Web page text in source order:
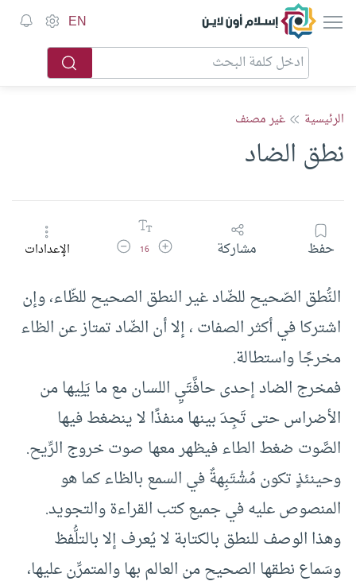
إسلام أون لاين EN
الرئيسية غير مصنف
نطق الضاد
حفظ مشاركة زيادة حجم الخط
16 تقليل حجم الخطالإعدادات
النُّطق الصّحيح للضّاد غير النطق الصحيح للظّاء، وإن
اشتركا في أكثر الصفات ، إلا أن الضّاد تمتاز عن الظاء
مخرجًا واستطالة.
فمخرج الضاد إحدى حافَّتَيِ اللسان مع ما يَلِيها من
الأضراس حتى تَجِدَ بينها منفذًا لا ينضغط فيها
الصَّوت ضغط الطاء فيظهر معها صوت خروج الرِّيح.
وحينئذٍ تكون مُشْتَبِهةٌ في السمع بالظاء كما هو
المنصوص عليه في جميع كتب القراءة والتجويد.
وهذا الوصف للنطق بالكتابة لا يُعرف إلا بالتلُّفظ
وسَماع نطقها الصحيح من العالم بها والمتمرِّن عليها،